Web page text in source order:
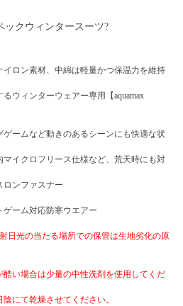
クウィンタースーツ?
ロン素材、中綿は軽量かつ保温力を維持
ウィンターウェアー専用【aquamax
ームなど動きのあるシーンにも快適な状
イクロフリース仕様など、荒天時にも対
ロンファスナー
ーム対応防寒ウエアー
日光の当たる場所での保管は生地劣化の原
い場合は少量の中性洗剤を使用してくだ
にて乾燥させてください。